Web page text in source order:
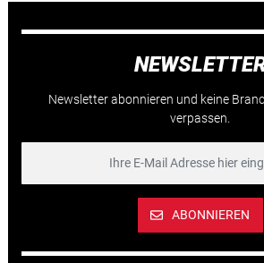
Newsletter abonnieren und keine
verpassen.
ABONNIEREN